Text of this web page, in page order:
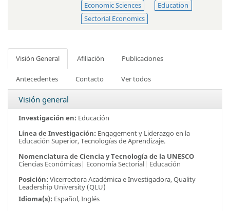
Economic Sciences
Education
Sectorial Economics
Visión General Afiliación Publicaciones
Antecedentes Contacto Ver todos
Visión general
Investigación en: Educación
Línea de Investigación: Engagement y Liderazgo en la
Educación Superior, Tecnologías de Aprendizaje.
Nomenclatura de Ciencia y Tecnología de la UNESCO
Ciencias Económicas| Economía Sectorial| Educación
Posición: Vicerrectora Académica e Investigadora,Quality
Leadership University (QLU)
Idioma(s): Español, Inglés